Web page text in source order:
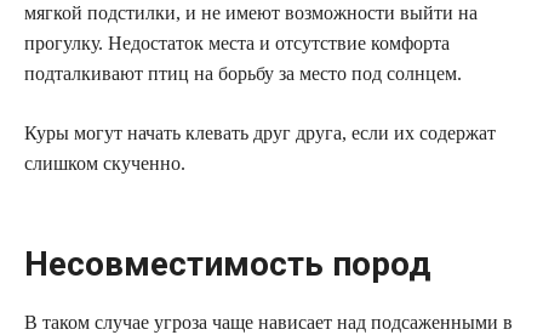
мягкой подстилки, и не имеют возможности выйти на
прогулку. Недостаток места и отсутствие комфорта
подталкивают птиц на борьбу за место под солнцем.
Куры могут начать клевать друг друга, если их содержат
слишком скученно.
Несовместимость пород
В таком случае угроза чаще нависает над подсаженными в